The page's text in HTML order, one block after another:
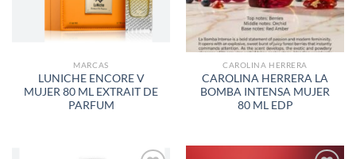
MARCAS
LUNICHE ENCORE V
MUJER 80 ML EXTRAIT DE
PARFUM
CAROLINA HERRERA
CAROLINA HERRERA LA
BOMBA INTENSA MUJER
80 ML EDP